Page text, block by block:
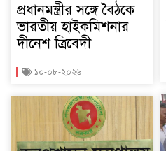
প্রধানমন্ত্রীর সঙ্গে বৈঠকে
ভারতীয় হাইকমিশনার
দীনেশ ত্রিবেদী
১০-০৮-২০২৬